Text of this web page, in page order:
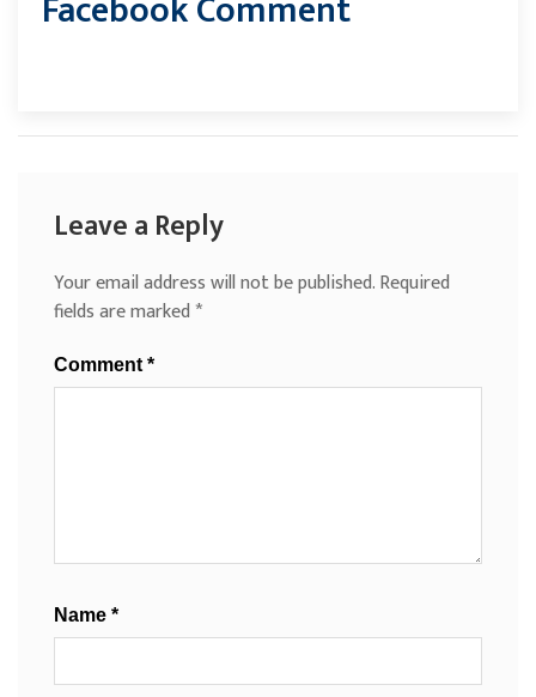
Leave a Reply
Your email address will not be published.Required
fields are marked*
Comment *
Name *